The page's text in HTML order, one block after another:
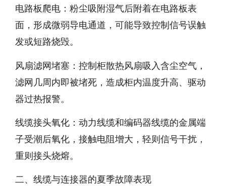
电路板爬电：粉尘吸附湿气后附着在电路板表
面，形成微弱导电通道，可能导致控制信号误触
发或短路烧毁。
风扇滤网堵塞：控制柜散热风扇吸入含尘空气，
滤网几周内即被堵死，造成柜内温度升高、驱动
器过热报警。
线缆接头氧化：动力线缆和编码器线缆的金属端
子受潮后氧化，接触电阻增大，轻则信号干扰，
重则接头烧熔。
二、线缆与连接器的夏季故障表现